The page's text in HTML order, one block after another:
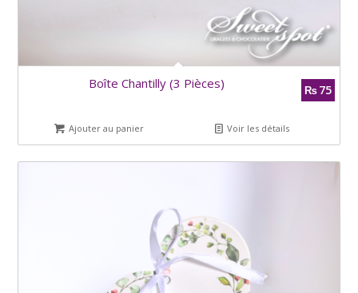
Boîte Chantilly (3 Pièces) ₨75
Ajouter au panier Voir les détails